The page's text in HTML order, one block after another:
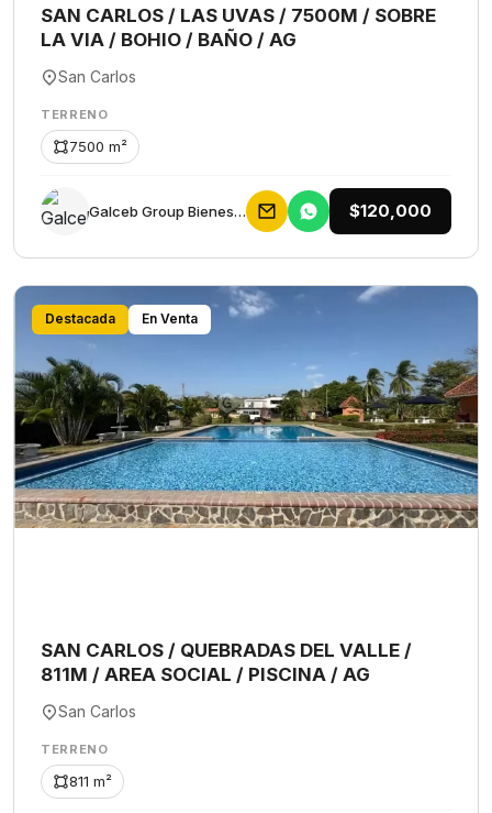
SAN CARLOS / LAS UVAS / 7500M / SOBRE
LA VIA / BOHIO / BAÑO / AG
San Carlos
TERRENO
7500 m²
Galceb Group Bienes Raices $120,000
Destacada En Venta
SAN CARLOS / QUEBRADAS DEL VALLE /
811M / AREA SOCIAL / PISCINA / AG
San Carlos
TERRENO
811 m²